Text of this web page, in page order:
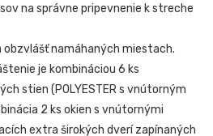
na správne pripevnenie k streche
obzvlášť namáhaných miestach.
je kombináciou 6 ks
stien (POLYESTER s vnútorným
2 ks okien s vnútornými
extra širokých dverí zapínaných